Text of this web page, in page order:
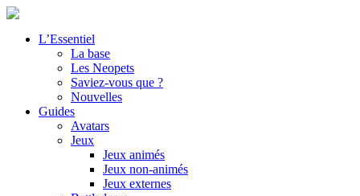
L’Essentiel
La base
Les Neopets
Saviez-vous que ?
Nouvelles
Guides
Avatars
Jeux
Jeux animés
Jeux non-animés
Jeux externes